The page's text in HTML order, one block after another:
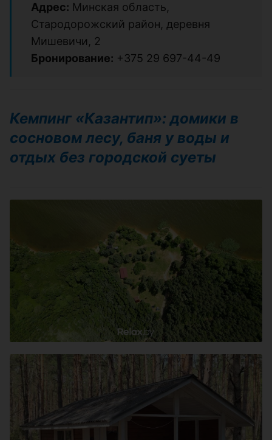
Адрес: Минская область,
Стародорожский район, деревня
Мишевичи, 2
Бронирование: +375 29 697-44-49
Кемпинг «Казантип»: домики в
сосновом лесу, баня у воды и
отдых без городской суеты